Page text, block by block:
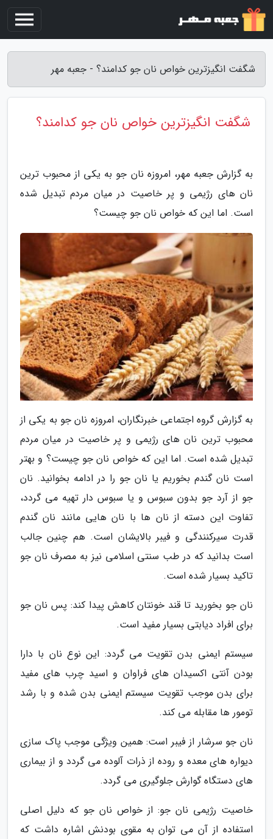
شگفت انگیزترین خواص نان جو کدامند؟ - جعبه مهر
شگفت انگیزترین خواص نان جو کدامند؟
به گزارش جعبه مهر، امروزه نان جو به یکی از محبوب ترین
نان های رژیمی و پر خاصیت در میان مردم تبدیل شده
است. اما این که خواص نان جو چیست؟
به گزارش گروه اجتماعی خبرنگاران، امروزه نان جو به یکی از
محبوب ترین نان های رژیمی و پر خاصیت در میان مردم
تبدیل شده است. اما این که خواص نان جو چیست؟ و بهتر
است نان گندم بخوریم یا نان جو را در ادامه بخوانید. نان
جو از آرد جو بدون سبوس و یا سبوس دار تهیه می گردد،
تفاوت این دسته از نان ها با نان هایی مانند نان گندم
قدرت سیرکنندگی و فیبر بالایشان است. هم چنین جالب
است بدانید که در طب سنتی اسلامی نیز به مصرف نان جو
تاکید بسیار شده است.
نان جو بخورید تا قند خونتان کاهش پیدا کند: پس نان جو
برای افراد دیابتی بسیار مفید است.
سیستم ایمنی بدن تقویت می گردد: این نوع نان با دارا
بودن آنتی اکسیدان های فراوان و اسید چرب های مفید
برای بدن موجب تقویت سیستم ایمنی بدن شده و با رشد
تومور ها مقابله می کند.
نان جو سرشار از فیبر است: همین ویژگی موجب پاک سازی
دیواره های معده و روده از ذرات آلوده می گردد و از بیماری
های دستگاه گوارش جلوگیری می گردد.
خاصیت رژیمی نان جو: از خواص نان جو که دلیل اصلی
استفاده از آن می توان به مقوی بودنش اشاره داشت که